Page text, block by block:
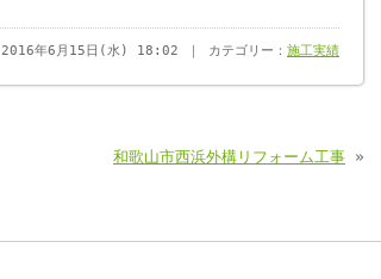
2016年6月15日(水) 18:02 ｜ カテゴリー： 施工実績
和歌山市西浜外構リフォーム工事 »